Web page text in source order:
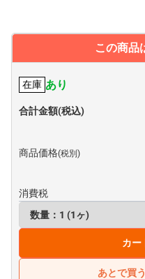
この商品
在庫 あり
合計金額(税込)
商品価格(税別)
消費税
カー
あとで買